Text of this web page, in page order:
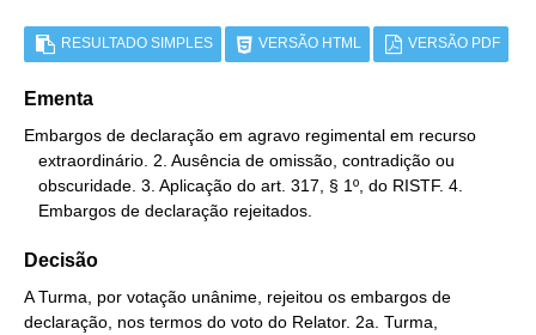
RESULTADO SIMPLES VERSÃO HTML VERSÃO PDF
Ementa
Embargos de declaração em agravo regimental em recurso
   Embargos de declaração rejeitados.
Decisão
A Turma, por votação unânime, rejeitou os embargos de
declaração, nos termos do voto do Relator. 2a. Turma,